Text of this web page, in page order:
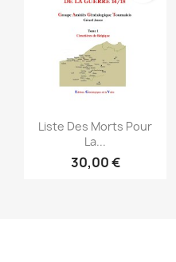
 Vista rápida
Liste Des Morts Pour
La...
30,00 €